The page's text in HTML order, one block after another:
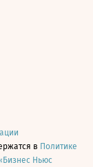
в Политике
Ньюс